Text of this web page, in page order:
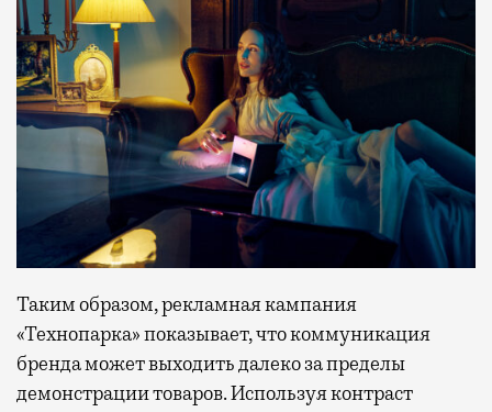
Таким образом, рекламная кампания
«Технопарка» показывает, что коммуникация
бренда может выходить далеко за пределы
демонстрации товаров. Используя контраст